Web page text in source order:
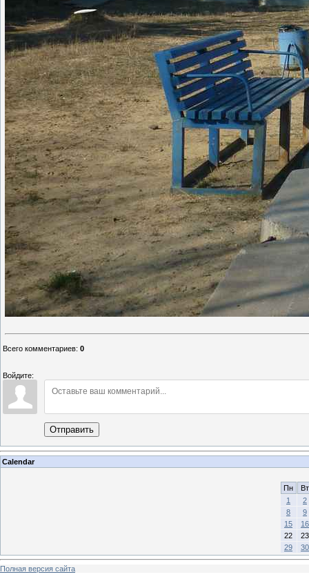
Всего комментариев: 0
Войдите:
Отправить
Calendar
Пн
Вт
1
2
8
9
15
16
22
23
29
30
Полная версия сайта